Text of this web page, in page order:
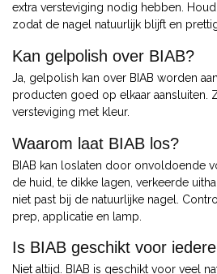
extra versteviging nodig hebben.
zodat de nagel natuurlijk blijft en
Kan gelpolish over BIAB?
Ja, gelpolish kan over BIAB worden
producten goed op elkaar aansluiten.
versteviging met kleur.
Waarom laat BIAB los?
BIAB kan loslaten door onvoldoende
de huid, te dikke lagen, verkeerde
niet past bij de natuurlijke nagel.
prep, applicatie en lamp.
Is BIAB geschikt voor
Niet altijd. BIAB is geschikt voor veel